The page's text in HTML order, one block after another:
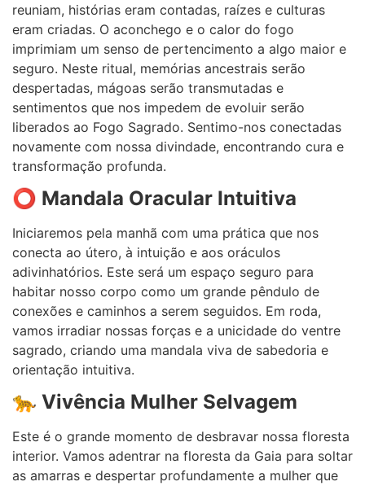
reuniam, histórias eram contadas, raízes e culturas
eram criadas. O aconchego e o calor do fogo
imprimiam um senso de pertencimento a algo maior e
seguro. Neste ritual, memórias ancestrais serão
despertadas, mágoas serão transmutadas e
sentimentos que nos impedem de evoluir serão
liberados ao Fogo Sagrado. Sentimo-nos conectadas
novamente com nossa divindade, encontrando cura e
transformação profunda.
⭕ Mandala Oracular Intuitiva
Iniciaremos pela manhã com uma prática que nos
conecta ao útero, à intuição e aos oráculos
adivinhatórios. Este será um espaço seguro para
habitar nosso corpo como um grande pêndulo de
conexões e caminhos a serem seguidos. Em roda,
vamos irradiar nossas forças e a unicidade do ventre
sagrado, criando uma mandala viva de sabedoria e
orientação intuitiva.
🐆 Vivência Mulher Selvagem
Este é o grande momento de desbravar nossa floresta
interior. Vamos adentrar na floresta da Gaia para soltar
as amarras e despertar profundamente a mulher que